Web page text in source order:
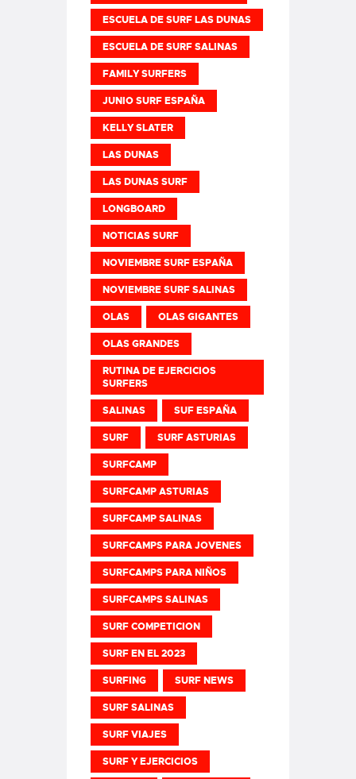
ESCUELA DE SURF LAS DUNAS
ESCUELA DE SURF SALINAS
FAMILY SURFERS
JUNIO SURF ESPAÑA
KELLY SLATER
LAS DUNAS
LAS DUNAS SURF
LONGBOARD
NOTICIAS SURF
NOVIEMBRE SURF ESPAÑA
NOVIEMBRE SURF SALINAS
OLAS OLAS GIGANTES
OLAS GRANDES
RUTINA DE EJERCICIOS
SURFERS
SALINAS SUF ESPAÑA
SURF SURF ASTURIAS
SURFCAMP
SURFCAMP ASTURIAS
SURFCAMP SALINAS
SURFCAMPS PARA JOVENES
SURFCAMPS PARA NIÑOS
SURFCAMPS SALINAS
SURF COMPETICION
SURF EN EL 2023
SURFING SURF NEWS
SURF SALINAS
SURF VIAJES
SURF Y EJERCICIOS